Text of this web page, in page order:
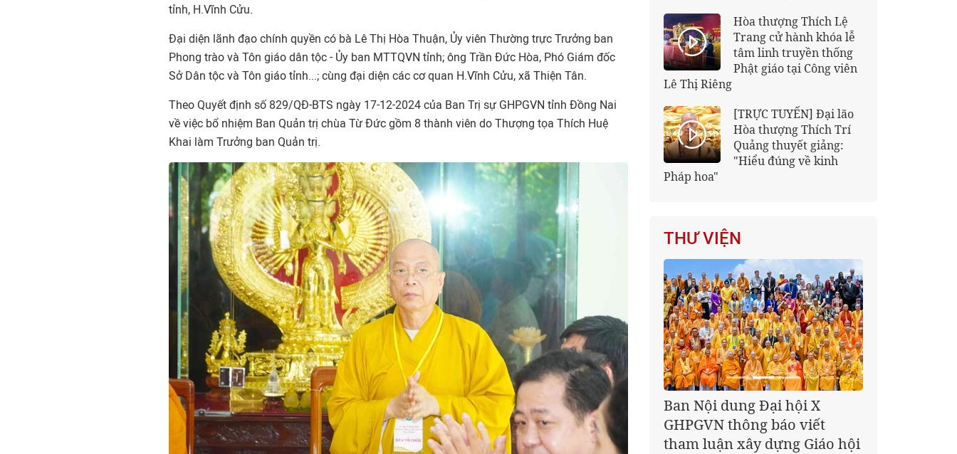
tỉnh, H.Vĩnh Cửu.
Đại diện lãnh đạo chính quyền có bà Lê Thị Hòa Thuận, Ủy viên Thường trực Trưởng ban
Phong trào và Tôn giáo dân tộc - Ủy ban MTTQVN tỉnh; ông Trần Đức Hòa, Phó Giám đốc
Sở Dân tộc và Tôn giáo tỉnh...; cùng đại diện các cơ quan H.Vĩnh Cửu, xã Thiện Tân.
Theo Quyết định số 829/QĐ-BTS ngày 17-12-2024 của Ban Trị sự GHPGVN tỉnh Đồng Nai
về việc bổ nhiệm Ban Quản trị chùa Từ Đức gồm 8 thành viên do Thượng tọa Thích Huệ
Khai làm Trưởng ban Quản trị.
Hòa thượng Thích Lệ
Trang cử hành khóa lễ
tâm linh truyền thống
Phật giáo tại Công viên
Lê Thị Riêng
[TRỰC TUYẾN] Đại lão
Hòa thượng Thích Trí
Quảng thuyết giảng:
"Hiểu đúng về kinh
Pháp hoa"
THƯ VIỆN
Giáo hội kêu gọi Tăng Ni,
Phật tử cả nước thể hiện tấm
lòng tri ân trọn vẹn nghĩa